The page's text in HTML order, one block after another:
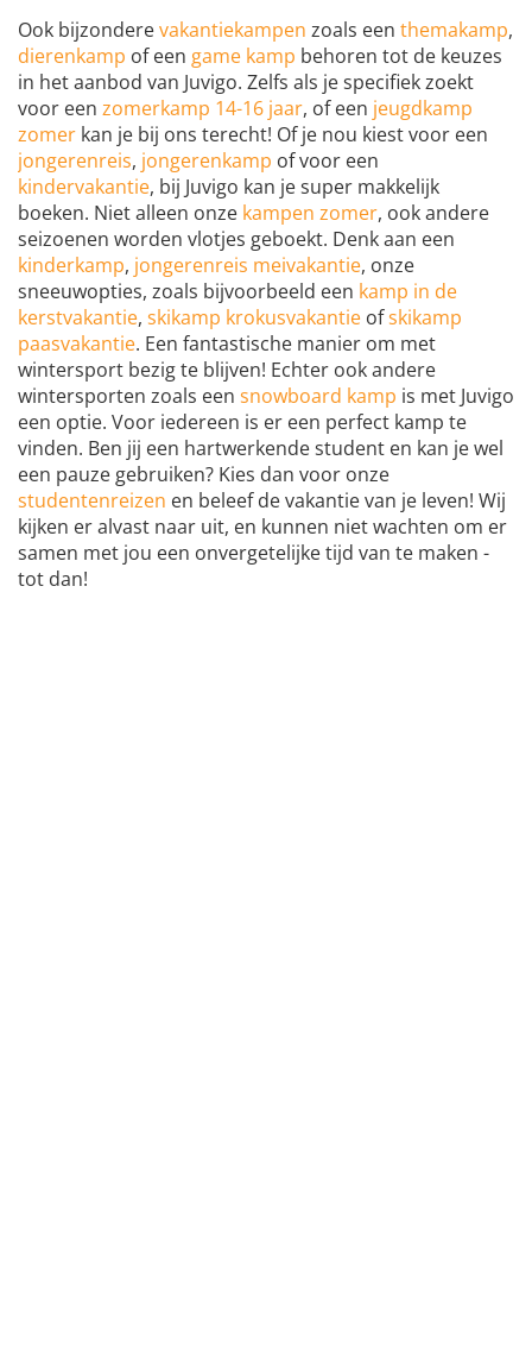
Ook bijzonderevakantiekampen zoals een themakamp,
dierenkamp of een game kamp behoren tot de keuzes
in het aanbod van Juvigo. Zelfs als je specifiek zoekt
voor een zomerkamp 14-16 jaar, of een jeugdkamp
zomer kan je bij ons terecht! Of je nou kiest voor een
jongerenreis, jongerenkamp of voor een
kindervakantie, bij Juvigo kan je super makkelijk
boeken. Niet alleen onze kampen zomer, ook andere
seizoenen worden vlotjes geboekt. Denk aan een
kinderkamp, jongerenreis meivakantie, onze
sneeuwopties, zoals bijvoorbeeld een kamp in de
kerstvakantie, skikamp krokusvakantie ofskikamp
paasvakantie. Een fantastische manier om met
wintersport bezig te blijven! Echter ook andere
wintersporten zoals een snowboard kamp is met Juvigo
een optie. Voor iedereen is er een perfect kamp te
vinden. Ben jij een hartwerkende student en kan je wel
een pauze gebruiken? Kies dan voor onze
studentenreizen en beleef de vakantie van je leven! Wij
kijken er alvast naar uit, en kunnen niet wachten om er
samen met jou een onvergetelijke tijd van te maken -
tot dan!